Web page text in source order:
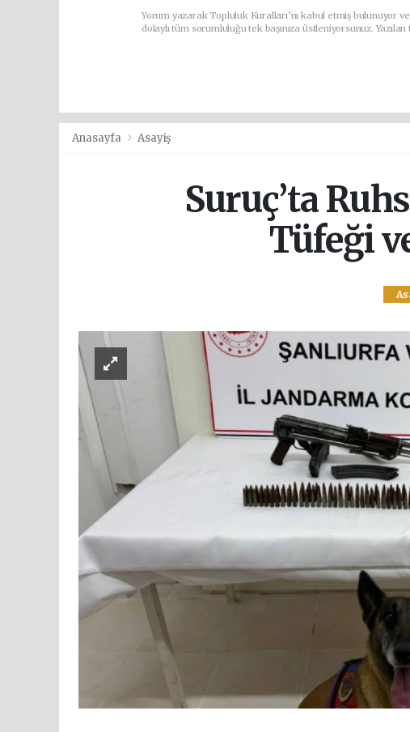
Yorum yazarak Topluluk Kuralları’nı kabul etmiş bulunuyor
dolaylı tüm sorumluluğu tek başınıza üstleniyorsunuz.
Anasayfa Asayiş
Suruç’ta
Tüfeği